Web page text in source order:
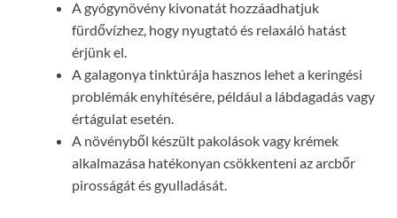
A gyógynövény kivonatát hozzáadhatjuk
fürdővízhez, hogy nyugtató és relaxáló hatást
érjünk el.
A galagonya tinktúrája hasznos lehet a keringési
problémák enyhítésére, például a lábdagadás vagy
értágulat esetén.
A növényből készült pakolások vagy krémek
alkalmazása hatékonyan csökkenteni az arcbőr
pirosságát és gyulladását.